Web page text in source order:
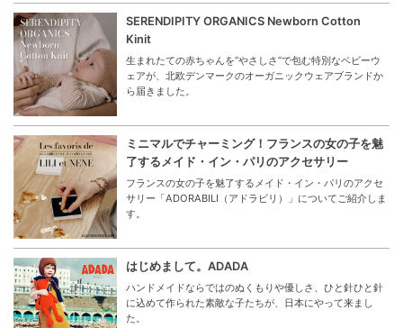
SERENDIPITY ORGANICS Newborn Cotton
Kinit
生まれたての赤ちゃんを“やさしさ”で包む特別なベビーウ
ェアが、北欧デンマークのオーガニックウェアブランドか
ら届きました。
ミニマルでチャーミング！フランスの女の子を魅
了するメイド・イン・パリのアクセサリー
フランスの女の子を魅了するメイド・イン・パリのアクセ
サリー「ADORABILI（アドラビリ）」についてご紹介しま
す。
はじめまして。ADADA
ハンドメイドならではのぬくもりや優しさ、ひと針ひと針
に込めて作られた素敵な子たちが、日本にやって来まし
た。